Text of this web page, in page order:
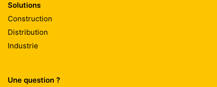
Solutions
Construction
Distribution
Industrie
Une question ?